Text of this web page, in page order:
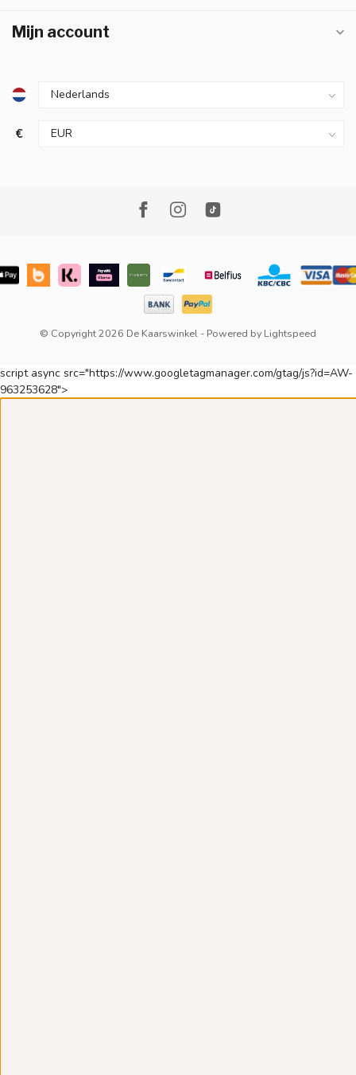
Mijn account
€
© Copyright 2026 De Kaarswinkel - Powered by Lightspeed
script async src="https://www.googletagmanager.com/gtag/js?id=AW-
963253628">